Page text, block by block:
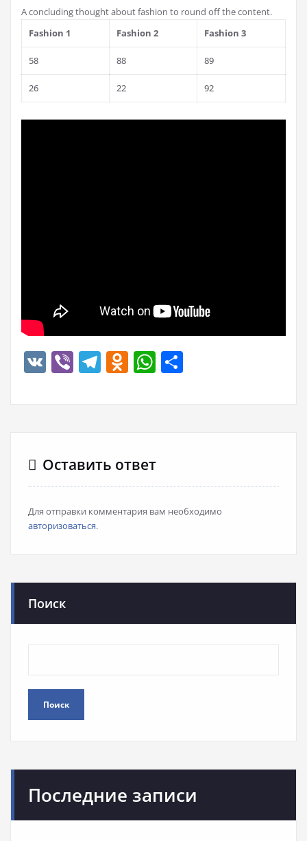
A concluding thought about fashion to round off the content.
Fashion 1
Fashion 2 Fashion 3
58 88 89
26 22 92
VK ViberTelegram
Odnoklassniki
WhatsApp
Оставить ответ
Для отправки комментария вам необходимо
авторизоваться.
Поиск
Поиск
Последние записи